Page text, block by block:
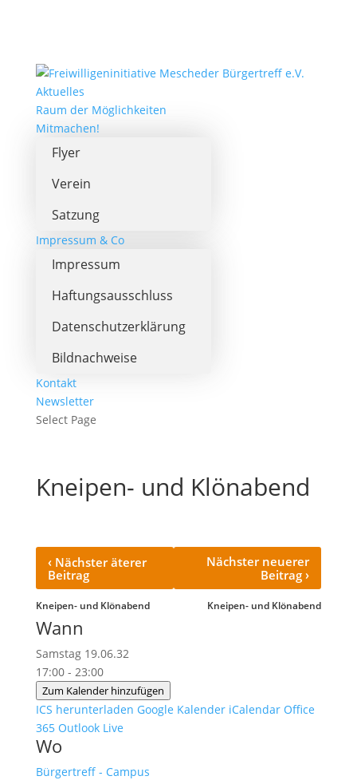
Aktuelles
Raum der Möglichkeiten
Mitmachen!
Flyer
Verein
Satzung
Impressum & Co
Impressum
Haftungsausschluss
Datenschutzerklärung
Bildnachweise
Kontakt
Newsletter
Select Page
Kneipen- und Klönabend
‹Nächster äterer
Beitrag
Kneipen- und Klönabend
Nächster neuerer
Beitrag›
Kneipen- und Klönabend
Wann
Samstag 19.06.32
17:00 - 23:00
Zum Kalender hinzufügen
ICS herunterladen Google Kalender iCalendar Office
365 Outlook Live
Wo
Bürgertreff - Campus